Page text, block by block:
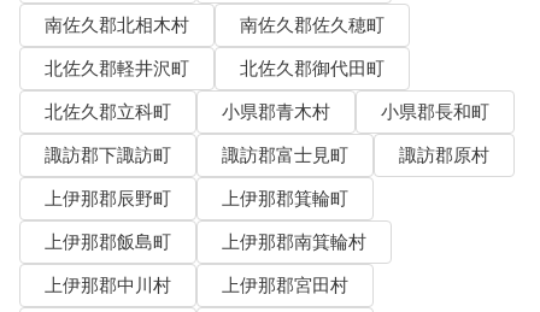
南佐久郡北相木村
南佐久郡佐久穂町
北佐久郡軽井沢町
北佐久郡御代田町
北佐久郡立科町
小県郡青木村
小県郡長和町
諏訪郡下諏訪町
諏訪郡富士見町
諏訪郡原村
上伊那郡辰野町
上伊那郡箕輪町
上伊那郡飯島町
上伊那郡南箕輪村
上伊那郡中川村
上伊那郡宮田村